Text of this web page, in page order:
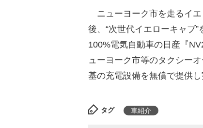
ニューヨーク市を走るイ
後、“次世代イエローキャブ
100%電気自動車の日産『
ューヨーク市等のタクシー
基の充電設備を無償で提供し
タグ 車紹介